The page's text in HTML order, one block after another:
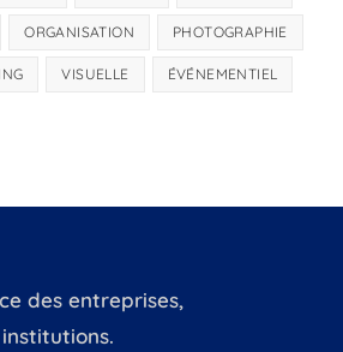
ORGANISATION PHOTOGRAPHIE
VISUELLE ÉVÉNEMENTIEL
des entreprises,